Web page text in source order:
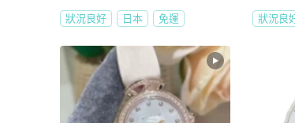
狀況良好 日本 免運 狀況良